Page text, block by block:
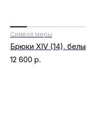
Символ меры
Брюки XIV (14),
12 600 р.